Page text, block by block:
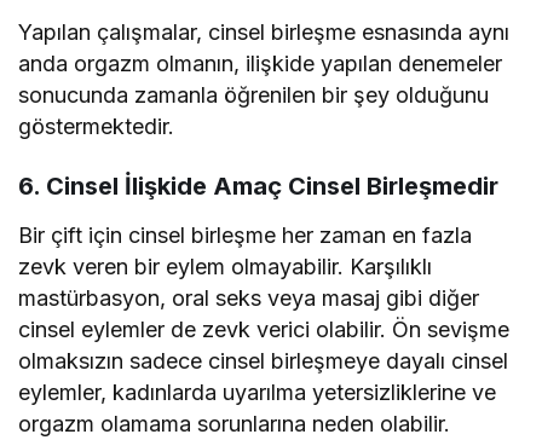
Yapılan çalışmalar, cinsel birleşme esnasında aynı
anda orgazm olmanın, ilişkide yapılan denemeler
sonucunda zamanla öğrenilen bir şey olduğunu
göstermektedir.
6. Cinsel İlişkide Amaç Cinsel Birleşmedir
Bir çift için cinsel birleşme her zaman en fazla
zevk veren bir eylem olmayabilir. Karşılıklı
mastürbasyon, oral seks veya masaj gibi diğer
cinsel eylemler de zevk verici olabilir. Ön sevişme
olmaksızın sadece cinsel birleşmeye dayalı cinsel
eylemler, kadınlarda uyarılma yetersizliklerine ve
orgazm olamama sorunlarına neden olabilir.